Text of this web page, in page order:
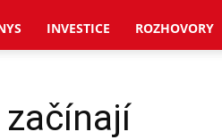
INVESTICE ROZHOVORY